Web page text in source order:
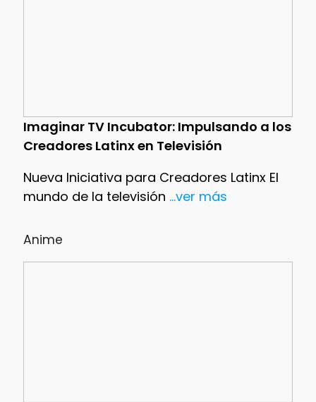
Imaginar TV Incubator: Impulsando a los
Creadores Latinx en Televisión
Nueva Iniciativa para Creadores Latinx El
mundo de la televisión ...ver más
Anime